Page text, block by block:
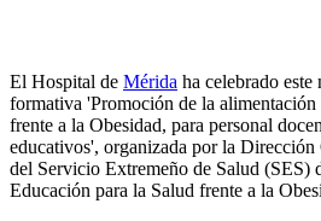
El Hospital de Mérida ha celebrado este
formativa 'Promoción de la
frente a la Obesidad, para personal
educativos', organizada por la Dirección
del Servicio Extremeño de Salud (SES)
Educación para la Salud frente a la